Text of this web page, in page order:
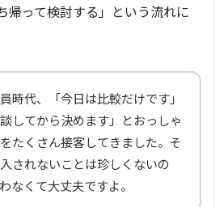
帰って検討する」という流れに
時代、「今日は比較だけです」
談してから決めます」とおっしゃ
たくさん接客してきました。そ
されないことは珍しくないの
なくて大丈夫ですよ。